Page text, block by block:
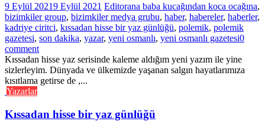
9 Eylül 20219 Eylül 2021 Editorana baba kucağından koca ocağına,
bizimkiler group, bizimkiler medya grubu, haber, habereler, haberler,
kadriye ciritci, kıssadan hisse bir yaz günlüğü, polemik, polemik
gazetesi, son dakika, yazar, yeni osmanlı, yeni osmanlı gazetesi0
comment
Kıssadan hisse yaz serisinde kaleme aldığım yeni yazım ile yine
sizlerleyim. Dünyada ve ülkemizde yaşanan salgın hayatlarımıza
kısıtlama getirse de ,...
Yazarlar
Kıssadan hisse bir yaz günlüğü